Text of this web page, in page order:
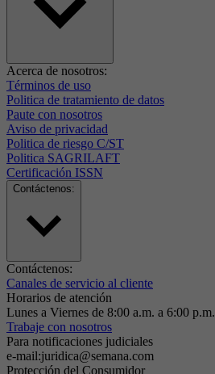
Acerca de nosotros:
Términos de uso
Politica de tratamiento de datos
Paute con nosotros
Aviso de privacidad
Politica de riesgo C/ST
Politica SAGRILAFT
Certificación ISSN
Contáctenos:
Contáctenos:
Canales de servicio al cliente
Horarios de atención
Lunes a Viernes de 8:00 a.m. a 6:00 p.m.
Trabaje con nosotros
Para notificaciones judiciales
e-mail:juridica@semana.com
Protección del Consumidor